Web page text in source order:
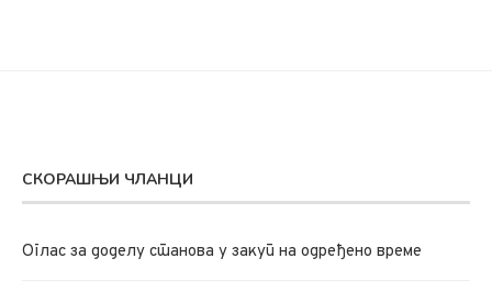
СКОРАШЊИ ЧЛАНЦИ
Oглас за доделу станова у закуп на одређено време